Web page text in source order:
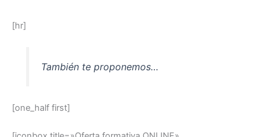
[hr]
También te proponemos…
[one_half first]